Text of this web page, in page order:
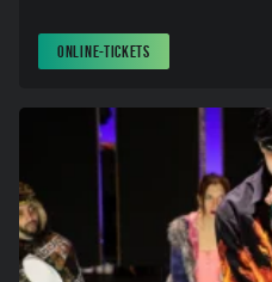
ONLINE-TICKETS